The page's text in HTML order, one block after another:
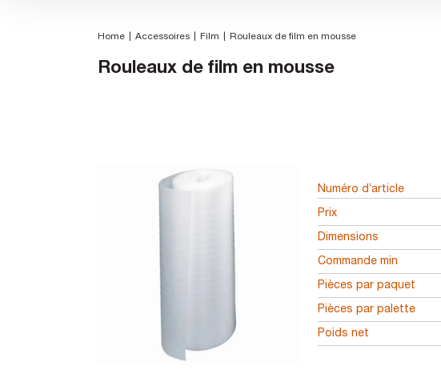
Home Accessoires Film Rouleaux de film en mousse
Rouleaux de film en mousse
Numéro d’article
Prix
Dimensions
Commande min
Pièces par paquet
Pièces par palette
Poids net